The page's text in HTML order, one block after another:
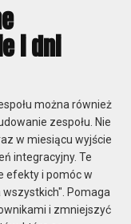
i dni
można również
zespołu. Nie
w miesiącu wyjście
integracyjny. Te
efekty i pomóc w
Pomaga
i zmniejszyć